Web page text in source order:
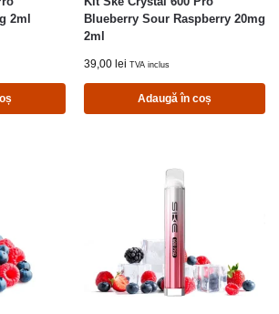
2ml
Blueberry Sour Raspberry 20mg
2ml
39,00 lei TVA inclus
Adaugă în coș